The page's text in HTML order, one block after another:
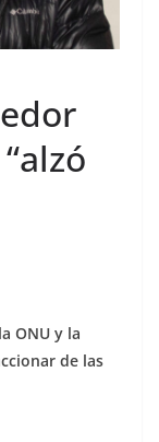
ONU y la
de las